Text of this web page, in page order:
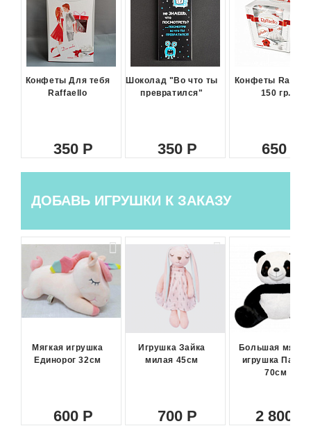
Конфеты Для тебя
Raffaello
350
Шоколад "Во что ты
превратился"
350
Конфеты
150 гр.
650
ДОБАВЬ ИГРУШКИ К ЗАКАЗУ
Мягкая игрушка
Единорог 32см
600
Игрушка Зайка
милая 45см
700
Большая
игрушка Панда
70см
2 800